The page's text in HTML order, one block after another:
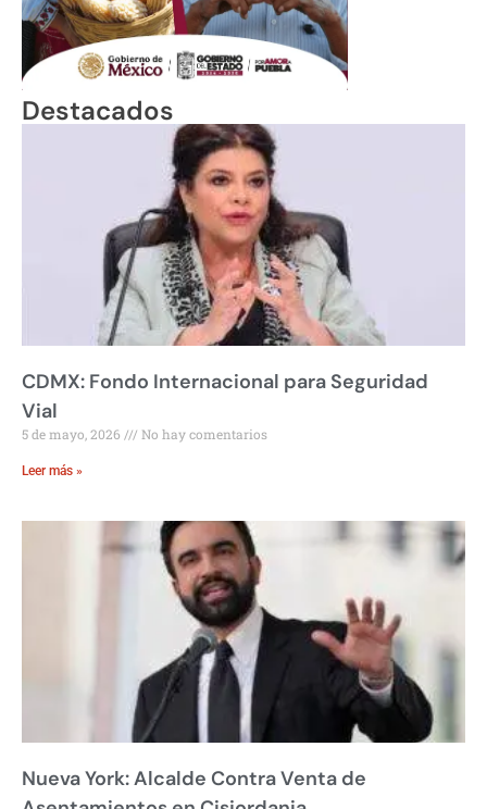
Destacados
CDMX: Fondo Internacional para Seguridad
Vial
5 de mayo, 2026 No hay comentarios
Leer más »
Nueva York: Alcalde Contra Venta de